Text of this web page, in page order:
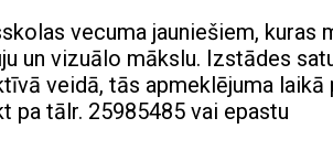
vecuma jauniešiem, kuras
un vizuālo mākslu. Izstādes
veidā, tās apmeklējuma laikā
pa tālr. 25985485 vai epastu